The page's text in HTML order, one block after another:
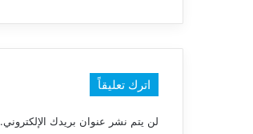
اترك تعليقاً
لن يتم نشر عنوان بريدك الإلكتروني.